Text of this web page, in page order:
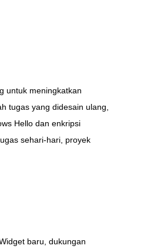
untuk meningkatkan
tugas yang didesain ulang,
Hello dan enkripsi
sehari-hari, proyek
baru, dukungan